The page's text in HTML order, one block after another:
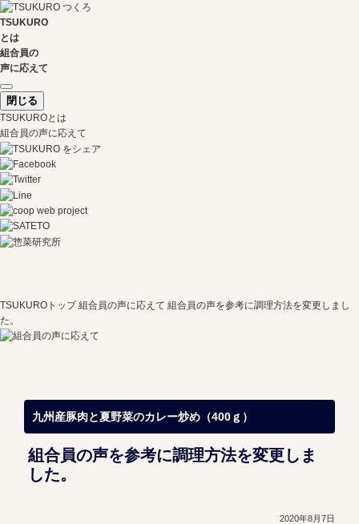
TSUKURO
とは
組合員の
声に応えて
閉じる
TSUKUROとは
組合員の声に応えて
TSUKUROトップ 組合員の声に応えて 組合員の声を参考に調理方法を変更しまし
た。
九州産豚肉と夏野菜のカレー炒め（400ｇ）
組合員の声を参考に調理方法を変更しま
した。
2020年8月7日